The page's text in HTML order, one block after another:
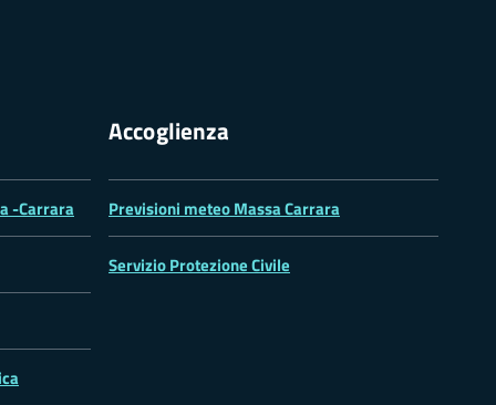
-Carrara
Accoglienza
Previsioni meteo Massa Carrara
Servizio Protezione Civile